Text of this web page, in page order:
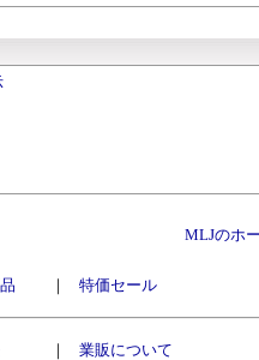
MLJのホ
｜ 特価セール
｜ 業販について